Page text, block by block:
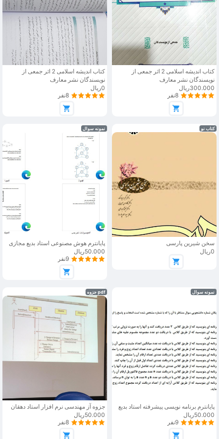
کتاب اندیشه اسلامی 2 اثر جمعی از
نویسندگان نشر معارف
300.000ریال
8نفر
کتاب اندیشه اسلامی 2 اثر جمعی از
نویسندگان نشر معارف
0ریال
8نفر
کتاب نو
سخن شیرین پارسی
0ریال
نمونه سوال
پایانترم هوش مصنوعی استاد بدیع مجازی
50.000ریال
9نفر
نمونه سوال
پایانترم برنامه نویسی پیشرفته استاد بدیع
50.000ریال
9نفر
pdf جزوه
جزوه آز مهندسی نرم افزار استاد دهقان
50.000ریال
8نفر